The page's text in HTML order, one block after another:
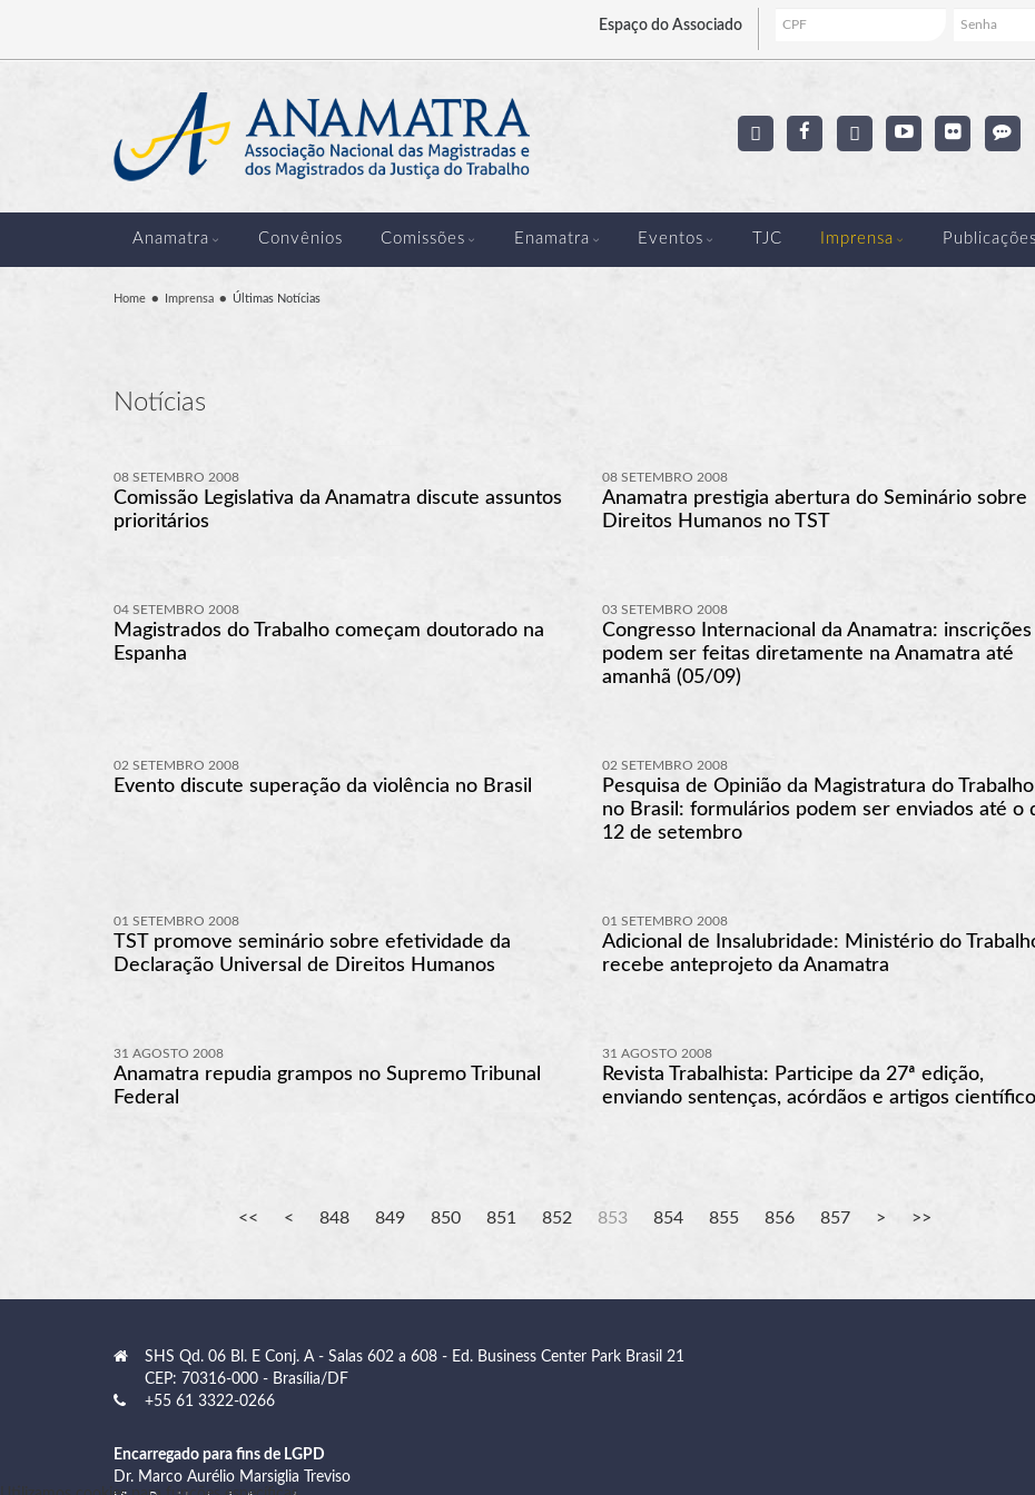
Espaço do Associado
Anamatra Convênios Comissões Enamatra Eventos TJC Imprensa Publicações
Home Imprensa Últimas Notícias
Notícias
08 SETEMBRO 2008
Comissão Legislativa da Anamatra discute assuntos
prioritários
08 SETEMBRO 2008
Anamatra prestigia abertura do Seminário sobre
Direitos Humanos no TST
04 SETEMBRO 2008
Magistrados do Trabalho começam doutorado na
Espanha
03 SETEMBRO 2008
Congresso Internacional da Anamatra: inscrições
podem ser feitas diretamente na Anamatra até
amanhã (05/09)
02 SETEMBRO 2008
Evento discute superação da violência no Brasil
02 SETEMBRO 2008
Pesquisa de Opinião da Magistratura do Trabalho
no Brasil: formulários podem ser enviados até o
12 de setembro
01 SETEMBRO 2008
TST promove seminário sobre efetividade da
Declaração Universal de Direitos Humanos
01 SETEMBRO 2008
Adicional de Insalubridade: Ministério do
recebe anteprojeto da Anamatra
31 AGOSTO 2008
Anamatra repudia grampos no Supremo Tribunal
Federal
31 AGOSTO 2008
Revista Trabalhista: Participe da 27ª edição,
enviando sentenças, acórdãos e artigos
848 849 850 851 852 853 854 855 856 857
SHS Qd. 06 Bl. E Conj. A - Salas 602 a 608 - Ed. Business Center Park Brasil 21
CEP: 70316-000 - Brasília/DF
+55 61 3322-0266
Encarregado para fins de LGPD
Dr. Marco Aurélio Marsiglia Treviso